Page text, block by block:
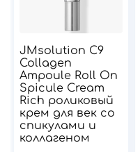
JMsolution C9
Collagen
Ampoule Roll On
Spicule Cream
Rich роликовый
крем для век со
спикулами и
коллагеном